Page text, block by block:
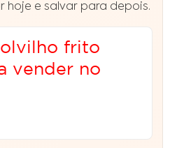
hoje e salvar para depois.
frito
vender no